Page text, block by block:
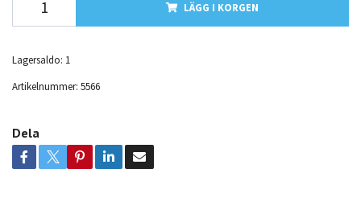
LÄGG I KORGEN
Lagersaldo: 1
Artikelnummer: 5566
Dela